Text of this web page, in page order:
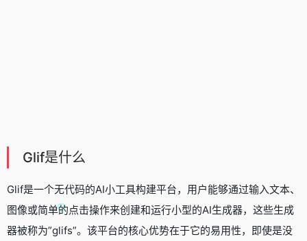
Glif是什么
Glif是一个无代码的AI小工具构建平台，用户能够通过输入文本、
图像或简单的点击操作来创建和运行小型的AI生成器，这些生成
器被称为”glifs”。该平台的核心优势在于它的易用性，即使是没